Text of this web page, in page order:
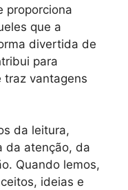
proporciona
que a
divertida de
para
traz vantagens
da leitura,
da atenção, da
Quando lemos,
ideias e